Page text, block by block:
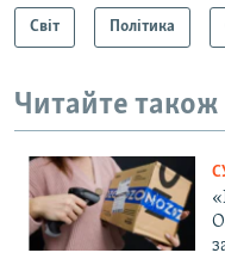
Світ Політика
Читайте також